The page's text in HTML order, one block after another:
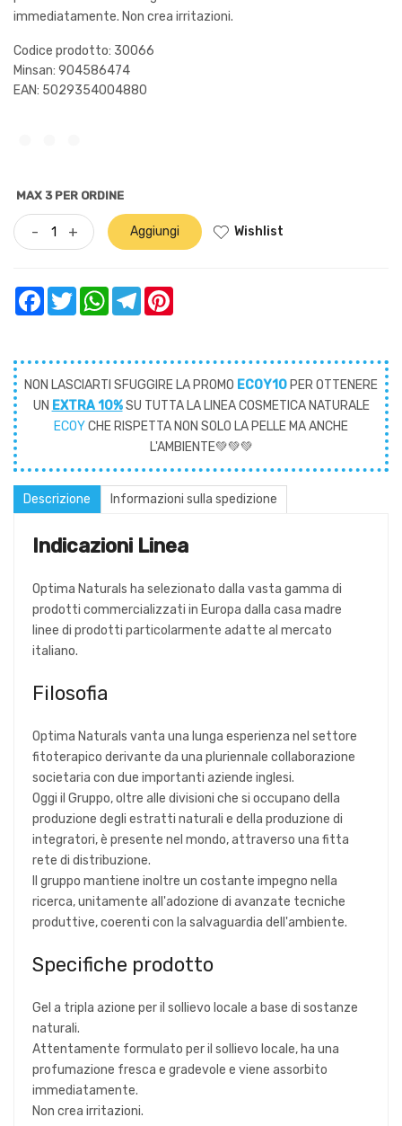
immediatamente. Non crea irritazioni.
Codice prodotto: 30066
Minsan: 904586474
EAN: 5029354004880
MAX 3 PER ORDINE
- + Aggiungi Wishlist
FacebookTwitterWhatsAppTelegram
NON LASCIARTI SFUGGIRE LA PROMO ECOY10 PER OTTENERE
UN EXTRA 10%SU TUTTA LA LINEA COSMETICA NATURALE
ECOYCHE RISPETTA NON SOLO LA PELLE MA ANCHE
L'AMBIENTE💚💚💚
Descrizione Informazioni sulla spedizione
Indicazioni Linea
Optima Naturals ha selezionato dalla vasta gamma di
prodotti commercializzati in Europa dalla casa madre
linee di prodotti particolarmente adatte al mercato
italiano.
Filosofia
Optima Naturals vanta una lunga esperienza nel settore
fitoterapico derivante da una pluriennale collaborazione
societaria con due importanti aziende inglesi.
Oggi il Gruppo, oltre alle divisioni che si occupano della
produzione degli estratti naturali e della produzione di
integratori, è presente nel mondo, attraverso una fitta
rete di distribuzione.
Il gruppo mantiene inoltre un costante impegno nella
ricerca, unitamente all'adozione di avanzate tecniche
produttive, coerenti con la salvaguardia dell'ambiente.
Specifiche prodotto
Gel a tripla azione per il sollievo locale a base di sostanze
naturali.
Attentamente formulato per il sollievo locale, ha una
profumazione fresca e gradevole e viene assorbito
immediatamente.
Non crea irritazioni.